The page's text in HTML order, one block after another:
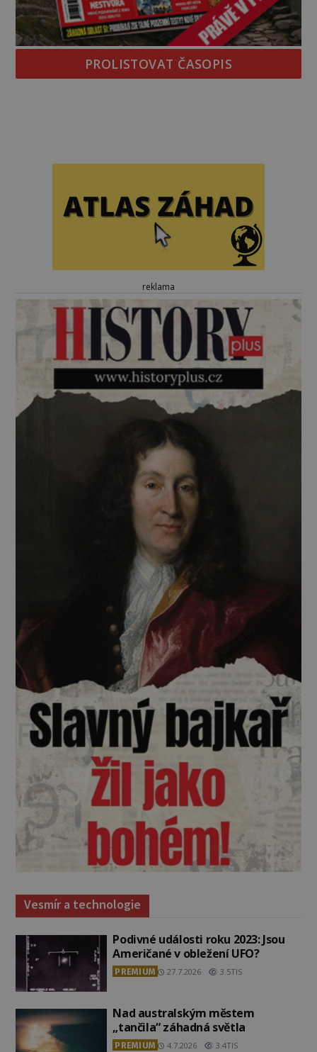
PROLISTOVAT ČASOPIS
reklama
Vesmír a technologie
Podivné události roku 2023: Jsou
Američané v obležení UFO?
PREMIUM 27.7.2026 3.5TIS
Nad australským městem
„tančila“ záhadná světla
PREMIUM 4.7.2026 3.4TIS